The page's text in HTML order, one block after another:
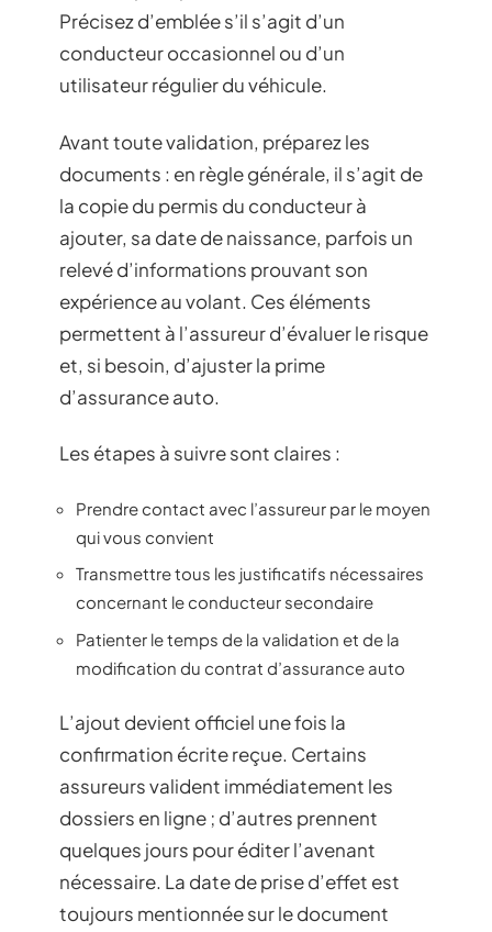
Précisez d’emblée s’il s’agit d’un
conducteur occasionnel ou d’un
utilisateur régulier du véhicule.
Avant toute validation, préparez les
documents : en règle générale, il s’agit de
la copie du permis du conducteur à
ajouter, sa date de naissance, parfois un
relevé d’informations prouvant son
expérience au volant. Ces éléments
permettent à l’assureur d’évaluer le risque
et, si besoin, d’ajuster la prime
d’assurance auto.
Les étapes à suivre sont claires :
Prendre contact avec l’assureur par le moyen
qui vous convient
Transmettre tous les justificatifs nécessaires
concernant le conducteur secondaire
Patienter le temps de la validation et de la
modification du contrat d’assurance auto
L’ajout devient officiel une fois la
confirmation écrite reçue. Certains
assureurs valident immédiatement les
dossiers en ligne ; d’autres prennent
quelques jours pour éditer l’avenant
nécessaire. La date de prise d’effet est
toujours mentionnée sur le document